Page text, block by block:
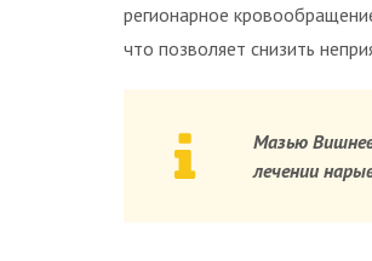
регионарное
что позволяет снизить
Мазью
лечении